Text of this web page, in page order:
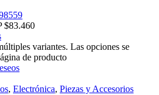
$83.460
variantes. Las opciones se
de producto
, Electrónica, Piezas y Accesorios